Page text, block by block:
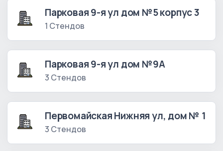
Парковая 9-я ул дом №5 корпус 3
1 Стендов
Парковая 9-я ул дом №9А
3 Стендов
Первомайская Нижняя ул, дом № 1
3 Стендов